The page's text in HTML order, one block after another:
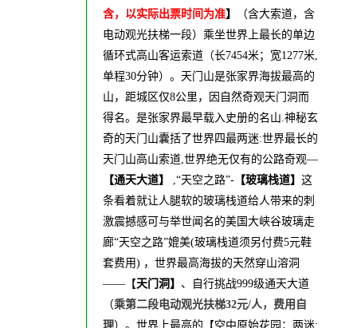
含，以实际出票时间为准】
（含大索道，含
电动观光扶梯一段）乘坐世界上最长的单边
循环式高山客运索道（长7454米；宽1277米,
单程30分钟）。天门山是张家界海拔最高的
山，距城区仅8公里，因自然奇观天门洞而
得名。是张家界最早载入史册的名山.神秘玄
奇的天门山囊括了世界四最两迷:世界最长的
天门山高山索道,世界绝无仅有的公路奇观—
【通天大道】
,“天空之路”-【玻璃栈道】 这
条看着就让人腿软的玻璃栈道给人带来的刺
激震撼感可与举世闻名的美国大峡谷玻璃走
廊“天空之路”媲美(玻璃栈道须另付费5元鞋
套费用) ，世界最高海拔的天然穿山溶洞
——【天门洞】 、自行挑战999级通天大道
（乘第二段电动观光扶梯32元/人，费用自
理）。世界上最高的【空中原始花园；两迷: